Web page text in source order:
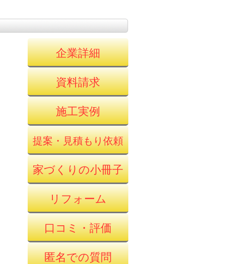
企業詳細
資料請求
施工実例
提案・見積もり依頼
家づくりの小冊子
リフォーム
口コミ・評価
匿名での質問